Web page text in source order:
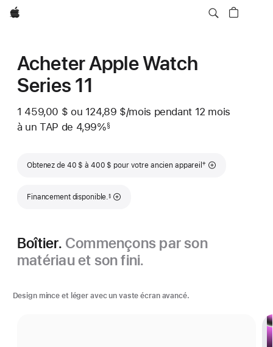
Apple
Acheter Apple Watch
Series 11
1 459,00 $ ou 124,89 $/mois par mois
pendant 12 mois
à un TAP de 4,99%§
Obtenez de 40 $ à 400 $ pour votre ancien appareil Note de bas de page
†
Financement disponible.
Note de bas de page
§
Boîtier. Commençons par son
matériau et son fini.
Design mince et léger avec un vaste écran avancé.